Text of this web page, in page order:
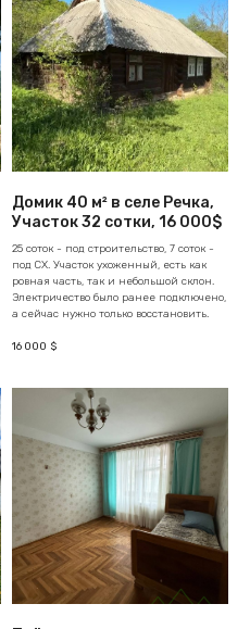
Домик 40 м² в селе Речка,
Участок 32 сотки, 16 000$
25 соток - под строительство, 7 соток -
под СХ. Участок ухоженный, есть как
ровная часть, так и небольшой склон.
Электричество было ранее подключено,
а сейчас нужно только восстановить.
16 000 $